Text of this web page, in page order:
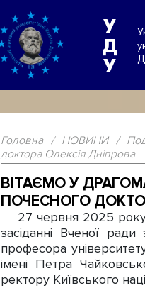
У
Д
У
Головна / НОВИНИ /
доктора Олексія Дніпрова
ВІТАЄМО У
ПОЧЕСНОГО
27 червня 2025 року
засіданні Вченої
професора
імені Петра
ректору Київського